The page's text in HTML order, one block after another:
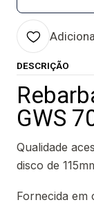
DESCRIÇÃO
GWS
Qualidade
disco de
Fornecida em